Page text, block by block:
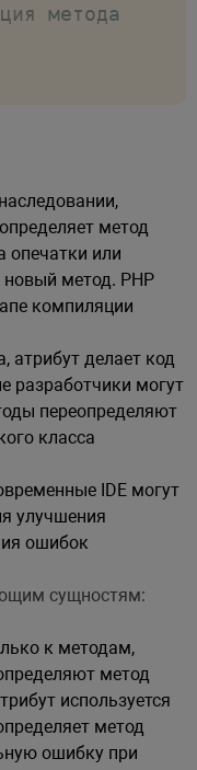
метода
метод
опечатки или
новый метод. PHP
компиляции
атрибут делает код
разработчики могут
переопределяют
класса
IDE могут
улучшения
ошибок
сущностям:
к методам,
метод
используется
метод
ошибку при